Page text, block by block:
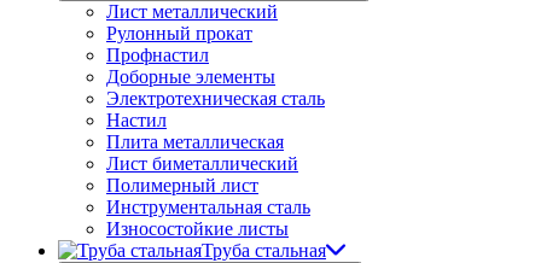
Лист металлический
Рулонный прокат
Профнастил
Доборные элементы
Электротехническая сталь
Настил
Плита металлическая
Лист биметаллический
Полимерный лист
Инструментальная сталь
Износостойкие листы
Труба стальная